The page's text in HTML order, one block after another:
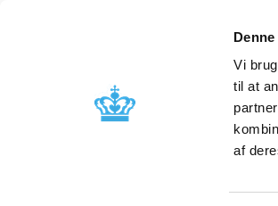
Vi
til at
af
Godkendelse og